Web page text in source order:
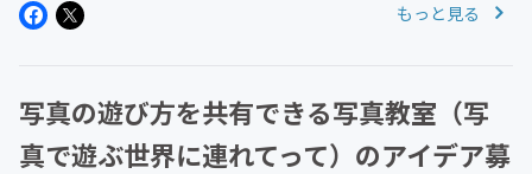
トで友人知人に見せて褒めてもらうその最たるものがイン
もっと見る
写真の遊び方を共有できる写真教室（写
真で遊ぶ世界に連れてって）のアイデア募